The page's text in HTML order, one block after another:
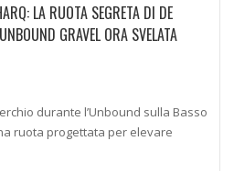
LA RUOTA SEGRETA DI DE
GRAVEL ORA SVELATA
durante l’Unbound sulla Basso
ruota progettata per elevare